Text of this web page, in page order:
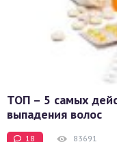
ТОП – 5 самых
выпадения волос
18 83691